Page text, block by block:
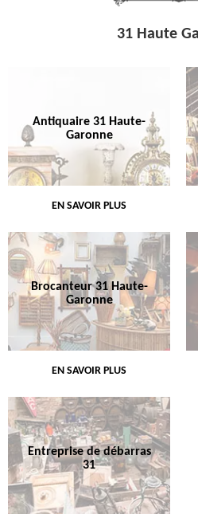
31 Haute
Antiquaire 31 Haute-
Garonne
EN SAVOIR PLUS
Brocanteur 31 Haute-
Garonne
EN SAVOIR PLUS
Entreprise de débarras
31